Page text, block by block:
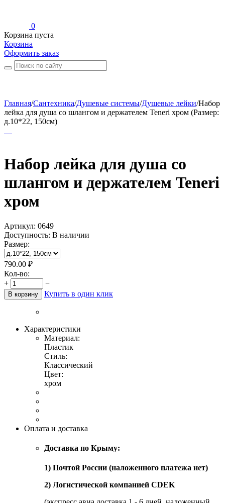
0
Корзина пуста
Корзина
Оформить заказ
Главная/Сантехника/Душевые системы/Душевые лейки/Набор
лейка для душа со шлангом и держателем Teneri хром (Размер:
д.10*22, 150см)
Набор лейка для душа со
шлангом и держателем Teneri
хром
Артикул: 0649
Доступность: В наличии
Размер:
790.00 ₽
Кол-во:
+
−
В корзину Купить в один клик
Характеристики
Материал:
Пластик
Стиль:
Классический
Цвет:
хром
Оплата и доставка
Доставка по Крыму:
1) Почтой России (наложенного платежа нет)
2) Логистической компанией CDEK